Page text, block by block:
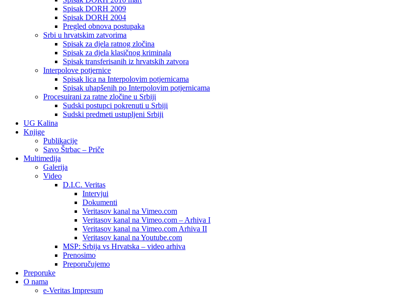
Spisak DORH 2009
Spisak DORH 2004
Pregled obnova postupaka
Srbi u hrvatskim zatvorima
Spisak za djela ratnog zločina
Spisak za djela klasičnog kriminala
Spisak transferisanih iz hrvatskih zatvora
Interpolove potjernice
Spisak lica na Interpolovim potjernicama
Spisak uhapšenih po Interpolovim potjernicama
Procesuirani za ratne zločine u Srbiji
Sudski postupci pokrenuti u Srbiji
Sudski predmeti ustupljeni Srbiji
UG Kalina
Knjige
Publikacije
Savo Štrbac – Priče
Multimedija
Galerija
Video
D.I.C. Veritas
Intervjui
Dokumenti
Veritasov kanal na Vimeo.com
Veritasov kanal na Vimeo.com – Arhiva I
Veritasov kanal na Vimeo.com Arhiva II
Veritasov kanal na Youtube.com
MSP: Srbija vs Hrvatska – video arhiva
Prenosimo
Preporučujemo
Preporuke
O nama
e-Veritas Impresum